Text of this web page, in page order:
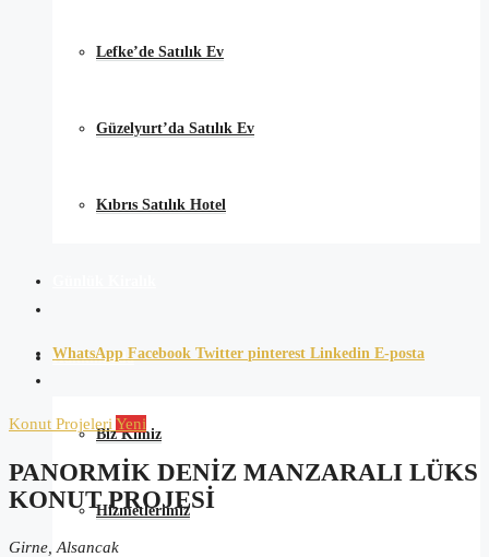
Lefke’de Satılık Ev
Güzelyurt’da Satılık Ev
Kıbrıs Satılık Hotel
Hakkımızda
Biz Kimiz
Hizmetlerimiz
WhatsApp Facebook Twitter pinterest Linkedin E-posta
Konut ProjeleriYeni
PANORMIK DENIZ MANZARALI LÜKS
KONUT PROJESI
Girne, Alsancak